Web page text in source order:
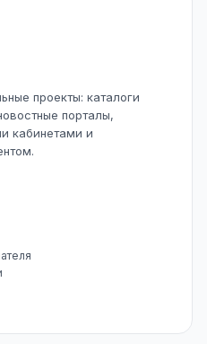
проекты: каталоги
порталы,
кабинетами и